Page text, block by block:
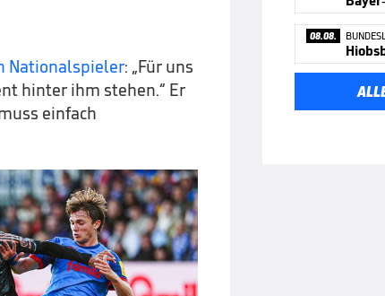
Nationalspieler: „Für uns
hinter ihm stehen.“ Er
einfach
08.08.